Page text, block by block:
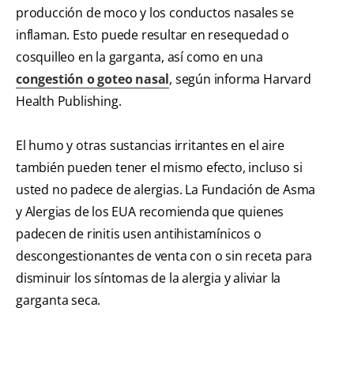
producción de moco y los conductos nasales se
inflaman. Esto puede resultar en resequedad o
cosquilleo en la garganta, así como en una
congestión o goteo nasal, según informa Harvard
Health Publishing.
El humo y otras sustancias irritantes en el aire
también pueden tener el mismo efecto, incluso si
usted no padece de alergias. La Fundación de Asma
y Alergias de los EUA recomienda que quienes
padecen de rinitis usen antihistamínicos o
descongestionantes de venta con o sin receta para
disminuir los síntomas de la alergia y aliviar la
garganta seca.